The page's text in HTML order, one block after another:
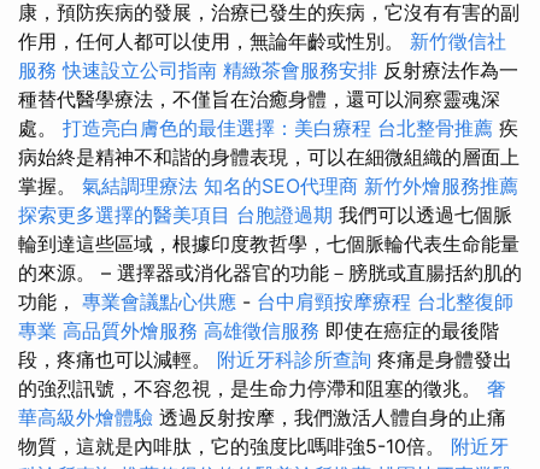
康，預防疾病的發展，治療已發生的疾病，它沒有有害的副
作用，任何人都可以使用，無論年齡或性別。 新竹徵信社
服務 快速設立公司指南 精緻茶會服務安排 反射療法作為一
種替代醫學療法，不僅旨在治癒身體，還可以洞察靈魂深
處。 打造亮白膚色的最佳選擇：美白療程 台北整骨推薦 疾
病始終是精神不和諧的身體表現，可以在細微組織的層面上
掌握。 氣結調理療法 知名的SEO代理商 新竹外燴服務推薦
探索更多選擇的醫美項目 台胞證過期 我們可以透過七個脈
輪到達這些區域，根據印度教哲學，七個脈輪代表生命能量
的來源。 – 選擇器或消化器官的功能－膀胱或直腸括約肌的
功能， 專業會議點心供應 - 台中肩頸按摩療程 台北整復師
專業 高品質外燴服務 高雄徵信服務 即使在癌症的最後階
段，疼痛也可以減輕。 附近牙科診所查詢 疼痛是身體發出
的強烈訊號，不容忽視，是生命力停滯和阻塞的徵兆。 奢
華高級外燴體驗 透過反射按摩，我們激活人體自身的止痛
物質，這就是內啡肽，它的強度比嗎啡強5-10倍。 附近牙